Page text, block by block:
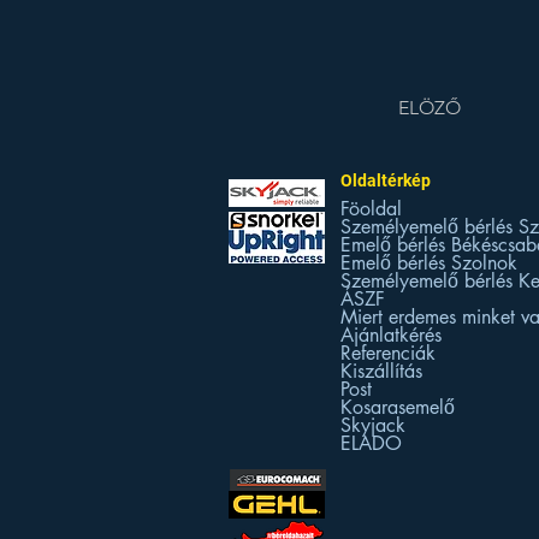
ELÖZŐ
Oldaltérkép
Föoldal
Személyemelő bérlés
Emelő bérlés
Emelő bérlés Szolnok
Személyemelő bérlés
ÁSZF
Miert erdemes minket
Ajánlatkérés
Referenciák
Kiszállítás
Post
Kosarasemelő
Skyjack
ELADO